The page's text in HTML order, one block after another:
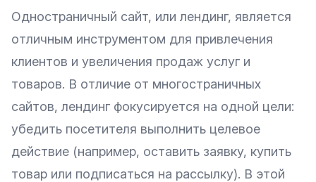
Одностраничный сайт, или лендинг, является
отличным инструментом для привлечения
клиентов и увеличения продаж услуг и
товаров. В отличие от многостраничных
сайтов, лендинг фокусируется на одной цели:
убедить посетителя выполнить целевое
действие (например, оставить заявку, купить
товар или подписаться на рассылку). В этой